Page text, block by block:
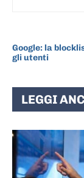
Google: la
gli utenti
LEGGI